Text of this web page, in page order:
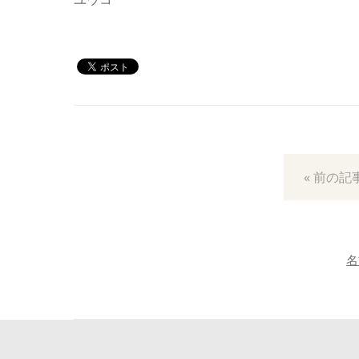
« 前の記